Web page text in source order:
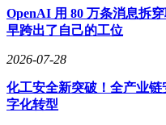
OpenAI 用 80 万条消息拆
早跨出了自己的工位
2026-07-28
化工安全新突破！全产业
字化转型